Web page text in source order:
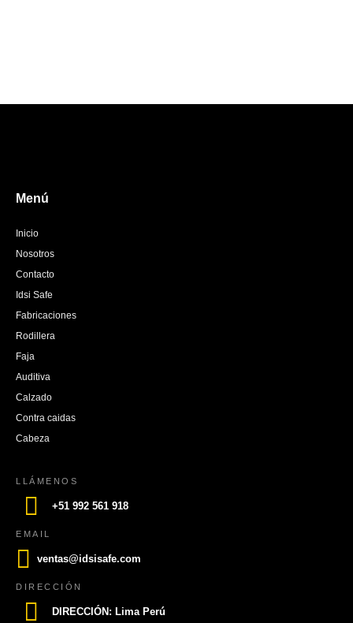
Menú
Inicio
Nosotros
Contacto
Idsi Safe
Fabricaciones
Rodillera
Faja
Auditiva
Calzado
Contra caidas
Cabeza
LLÁMENOS
+51 992 561 918
EMAIL
ventas@idsisafe.com
DIRECCIÓN
DIRECCIÓN: Lima Perú